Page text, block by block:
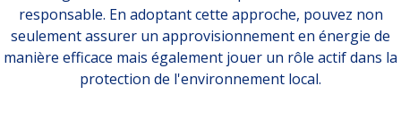
responsable. En adoptant cette approche, pouvez non
seulement assurer un approvisionnement en énergie de
manière efficace mais également jouer un rôle actif dans la
protection de l'environnement local.